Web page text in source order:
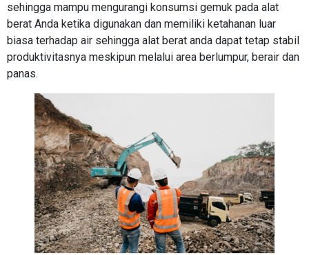
sehingga mampu mengurangi konsumsi gemuk pada alat
berat Anda ketika digunakan dan memiliki ketahanan luar
biasa terhadap air sehingga alat berat anda dapat tetap stabil
produktivitasnya meskipun melalui area berlumpur, berair dan
panas.